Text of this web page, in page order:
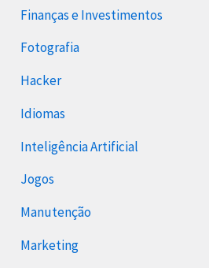
Finanças e Investimentos
Fotografia
Hacker
Idiomas
Inteligência Artificial
Jogos
Manutenção
Marketing